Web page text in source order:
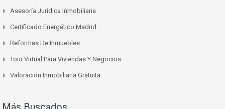
Asesoría Jurídica Inmobiliaria
Certificado Energético Madrid
Reformas De Inmuebles
Tour Virtual Para Viviendas Y Negocios
Valoración Inmobiliaria Gratuita